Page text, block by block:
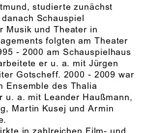
studierte zunächst
Schauspiel
Musik und Theater in
folgten am Theater
- 2000 am Schauspielhaus
er u. a. mit Jürgen
Gotscheff. 2000 - 2009 war
Ensemble des Thalia
u. a. mit Leander Haußmann,
Martin Kusej und Armin